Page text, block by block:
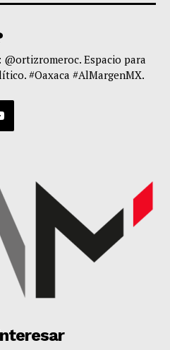
Espacio para
#Oaxaca #AlMargenMX.